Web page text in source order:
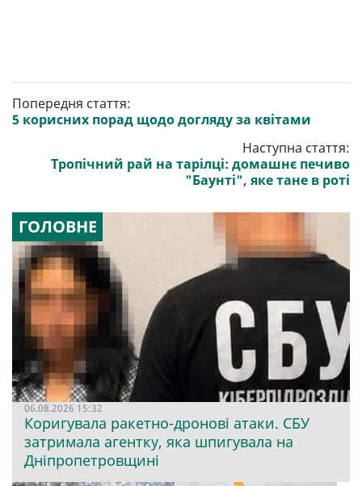
Попередня стаття:
5 корисних порад щодо догляду за квітами
Наступна стаття:
Тропічний рай на тарілці: домашнє печиво
"Баунті", яке тане в роті
ГОЛОВНЕ
06.08.2026 15:32
Коригувала ракетно-дронові атаки. СБУ
затримала агентку, яка шпигувала на
Дніпропетровщині